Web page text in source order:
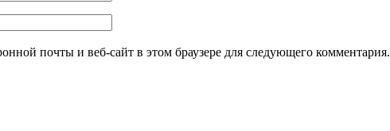
почты и веб-сайт в этом браузере для следующего комментария.